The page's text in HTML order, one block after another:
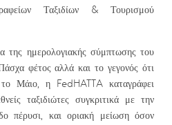
Ταξιδίων & Τουρισμού
της ημερολογιακής σύμπτωσης του
φέτος αλλά και το γεγονός ότι
Μάιο, η FedHATTA καταγράφει
ταξιδιώτες συγκριτικά με την
πέρυσι, και οριακή μείωση όσον